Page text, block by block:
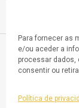
Para fornecer as
e/ou aceder a
processar dados,
consentir ou
Política de
©